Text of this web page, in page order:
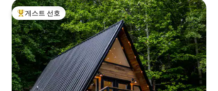
상위 게스트 선호
게스트 선호